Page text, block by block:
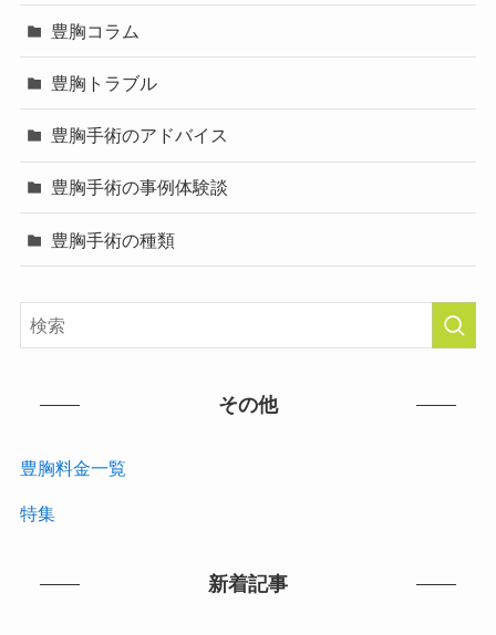
豊胸コラム
豊胸トラブル
豊胸手術のアドバイス
豊胸手術の事例体験談
豊胸手術の種類
その他
豊胸料金一覧
特集
新着記事